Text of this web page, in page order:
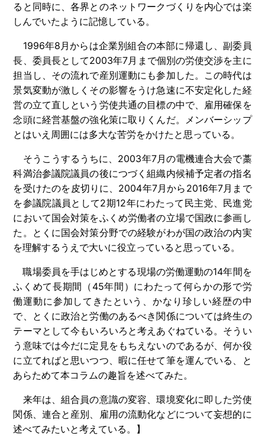
ると同時に、各界とのネットワークづくりを内心では楽
しんでいたように記憶している。
1996年8月からは企業別組合の本部に帰還し、副委員
長、委員長として2003年7月まで個別の労使交渉を主に
担当し、その流れで産別運動にも参加した。この時代は
景気変動が激しくその影響をうけ急速に不安定化した経
営の立て直しという労使共通の目標の中で、雇用確保を
念頭に経営基盤の強化策に取りくんだ。メンバーシップ
とはいえ周囲には多大な苦労をかけたと思っている。
そうこうするうちに、2003年7月の電機連合大会で藁
科満治参議院議員の後につづく組織内候補予定者の指名
を受けたのを皮切りに、2004年7月から2016年7月まで
を参議院議員として2期12年にわたって民主党、民進党
において国会対策をふくめ労働者の立場で国政に参画し
た。とくに国会対策分野での経験がわが国の政治の内実
を理解するうえで大いに役立っていると思っている。
職場委員を手はじめとする現場の労働運動の14年間を
ふくめて長期間（45年間）にわたって何らかの形で労
働運動に参加してきたという、かなり珍しい経歴の中
で、とくに政治と労働のあるべき関係については終生の
テーマとして今もいろいろと考えあぐねている。そうい
う意味では今だに定見をもちえないのであるが、何か役
に立てればと思いつつ、暇に任せて筆を運んでいる、と
あらためて本コラムの趣旨を述べてみた。
来年は、組合員の意識の変容、環境変化に即した労使
関係、連合と産別、雇用の流動化などについて妄想的に
述べてみたいと考えている。】